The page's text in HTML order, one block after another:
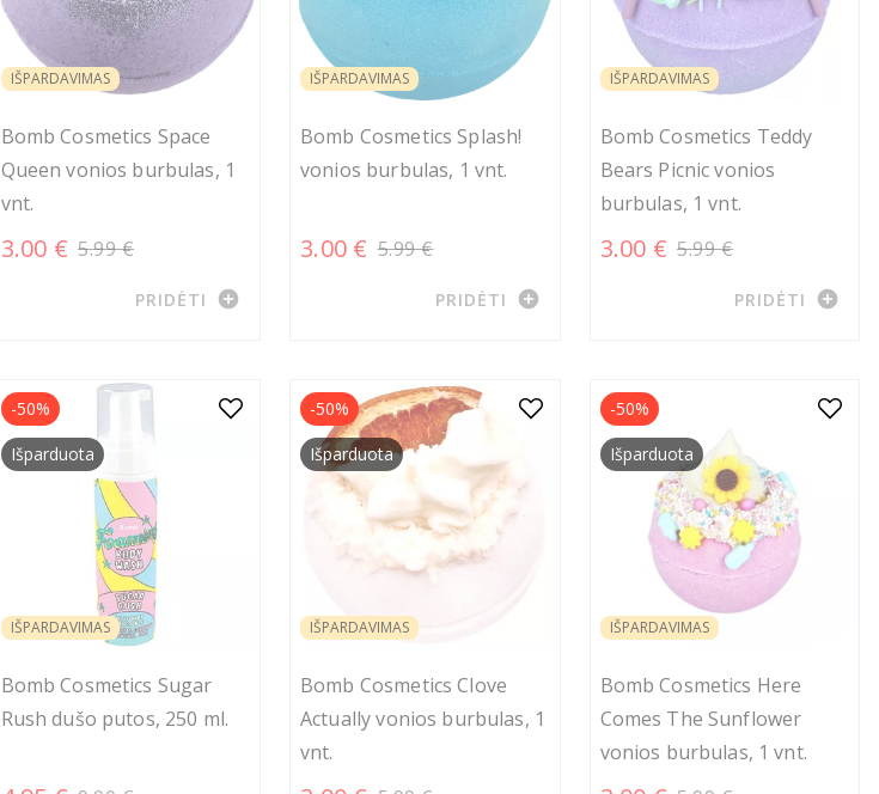
IŠPARDAVIMAS
Bomb Cosmetics Space
Queen vonios burbulas, 1
vnt.
3.00 € 5.99 €
PRIDĖTI add_circle
IŠPARDAVIMAS
Bomb Cosmetics Splash!
vonios burbulas, 1 vnt.
3.00 € 5.99 €
PRIDĖTI add_circle
IŠPARDAVIMAS
Bomb Cosmetics Teddy
Bears Picnic vonios
burbulas, 1 vnt.
3.00 € 5.99 €
PRIDĖTI add_circle
IŠPARDAVIMAS
Bomb Cosmetics Sugar
Rush dušo putos, 250 ml.
-50%
Išparduota
IŠPARDAVIMAS
Bomb Cosmetics Clove
Actually vonios burbulas, 1
vnt.
-50%
Išparduota
IŠPARDAVIMAS
Bomb Cosmetics Here
Comes The Sunflower
vonios burbulas, 1 vnt.
-50%
Išparduota